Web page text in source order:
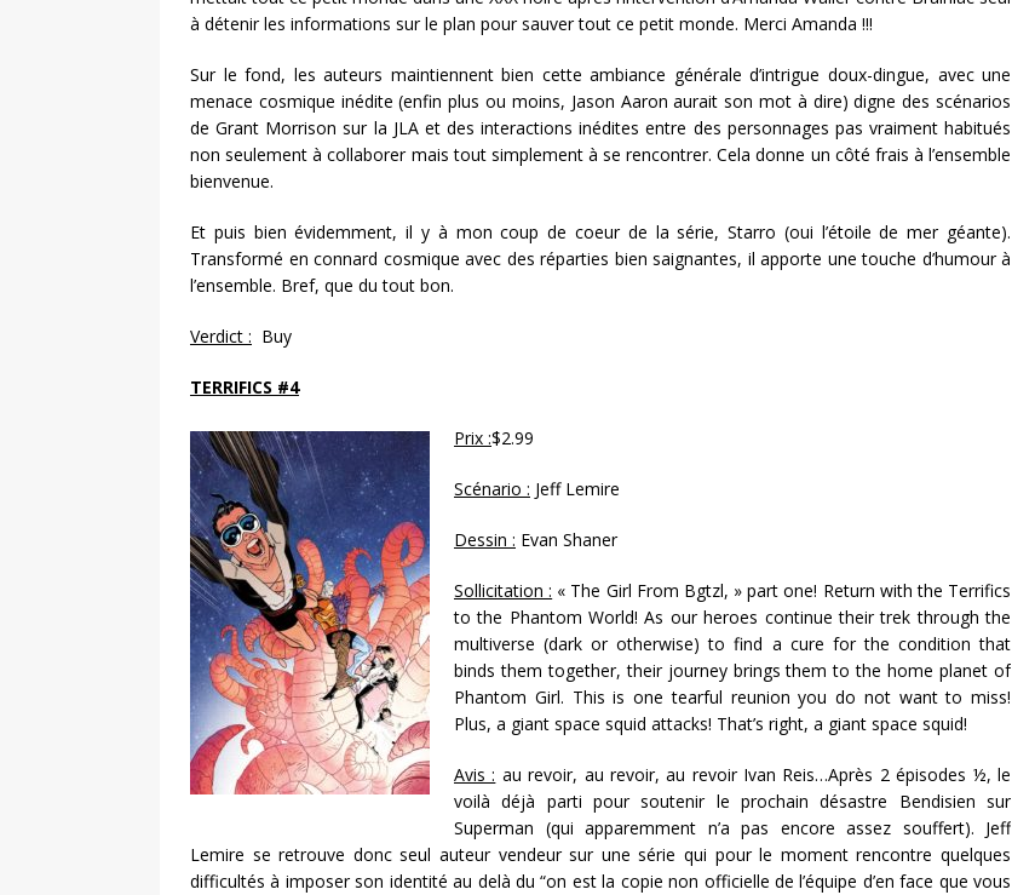
à détenir les informations sur le plan pour sauver tout ce petit monde. Merci Amanda !!!
Sur le fond, les auteurs maintiennent bien cette ambiance générale d’intrigue doux-dingue, avec une
menace cosmique inédite (enfin plus ou moins, Jason Aaron aurait son mot à dire) digne des scénarios
de Grant Morrison sur la JLA et des interactions inédites entre des personnages pas vraiment habitués
non seulement à collaborer mais tout simplement à se rencontrer. Cela donne un côté frais à l’ensemble
bienvenue.
Et puis bien évidemment, il y à mon coup de coeur de la série, Starro (oui l’étoile de mer géante).
Transformé en connard cosmique avec des réparties bien saignantes, il apporte une touche d’humour à
l’ensemble. Bref, que du tout bon.
Verdict : Buy
TERRIFICS #4
Prix :$2.99
Scénario : Jeff Lemire
Dessin : Evan Shaner
Sollicitation : « The Girl From Bgtzl, » part one! Return with the Terrifics
to the Phantom World! As our heroes continue their trek through the
multiverse (dark or otherwise) to find a cure for the condition that
binds them together, their journey brings them to the home planet of
Phantom Girl. This is one tearful reunion you do not want to miss!
Plus, a giant space squid attacks! That’s right, a giant space squid!
Avis : au revoir, au revoir, au revoir Ivan Reis…Après 2 épisodes ½, le
voilà déjà parti pour soutenir le prochain désastre Bendisien sur
Superman (qui apparemment n’a pas encore assez souffert). Jeff
Lemire se retrouve donc seul auteur vendeur sur une série qui pour le moment rencontre quelques
difficultés à imposer son identité au delà du “on est la copie non officielle de l’équipe d’en face que vous